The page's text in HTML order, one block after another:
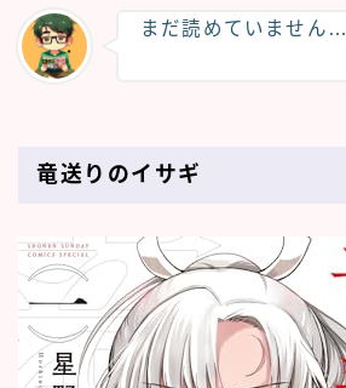
まだ読めていません…
竜送りのイサギ